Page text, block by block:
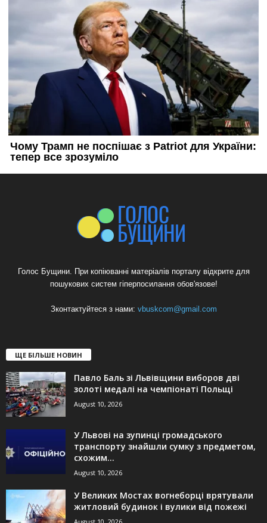
Голос Бущини. При копіюванні матеріалів порталу відкрите для
пошукових систем гіперпосилання обов'язове!
Зконтактуйтеся з нами: vbuskcom@gmail.com
ЩЕ БІЛЬШЕ НОВИН
Павло Баль зі Львівщини виборов дві
золоті медалі на чемпіонаті Польщі
August 10, 2026
У Львові на зупинці громадського
транспорту знайшли сумку з предметом,
схожим...
August 10, 2026
У Великих Мостах вогнеборці врятували
житловий будинок і вулики від пожежі